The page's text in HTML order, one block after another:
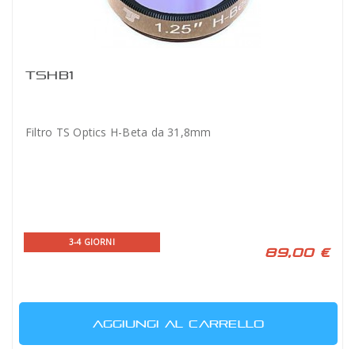
TSHB1
Filtro TS Optics H-Beta da 31,8mm
3-4 GIORNI
89,00 €
AGGIUNGI AL CARRELLO